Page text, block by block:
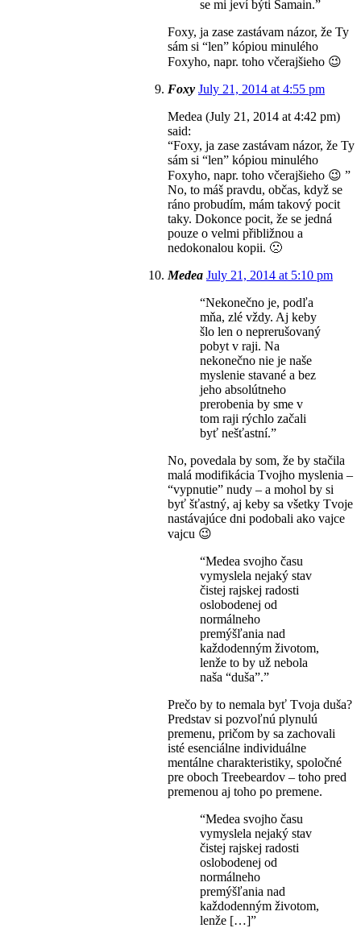
se mi jeví býti Samain.”
Foxy, ja zase zastávam názor, že Ty
sám si “len” kópiou minulého
Foxyho, napr. toho včerajšieho 😉
Foxy July 21, 2014 at 4:55 pm
Medea (July 21, 2014 at 4:42 pm)
said:
“Foxy, ja zase zastávam názor, že Ty
sám si “len” kópiou minulého
Foxyho, napr. toho včerajšieho 😉 ”
No, to máš pravdu, občas, když se
ráno probudím, mám takový pocit
taky. Dokonce pocit, že se jedná
pouze o velmi přibližnou a
nedokonalou kopii. 🙁
Medea July 21, 2014 at 5:10 pm
“Nekonečno je, podľa
mňa, zlé vždy. Aj keby
šlo len o neprerušovaný
pobyt v raji. Na
nekonečno nie je naše
myslenie stavané a bez
jeho absolútneho
prerobenia by sme v
tom raji rýchlo začali
byť nešťastní.”
No, povedala by som, že by stačila
malá modifikácia Tvojho myslenia –
“vypnutie” nudy – a mohol by si
byť šťastný, aj keby sa všetky Tvoje
nastávajúce dni podobali ako vajce
vajcu 😉
“Medea svojho času
vymyslela nejaký stav
čistej rajskej radosti
oslobodenej od
normálneho
premýšľania nad
každodenným životom,
lenže to by už nebola
naša “duša”.”
Prečo by to nemala byť Tvoja duša?
Predstav si pozvoľnú plynulú
premenu, pričom by sa zachovali
isté esenciálne individuálne
mentálne charakteristiky, spoločné
pre oboch Treebeardov – toho pred
premenou aj toho po premene.
“Medea svojho času
vymyslela nejaký stav
čistej rajskej radosti
oslobodenej od
normálneho
premýšľania nad
každodenným životom,
lenže […]”